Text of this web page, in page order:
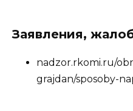
Заявления,
nadzor.rkomi.ru/
grajdan/sposoby-